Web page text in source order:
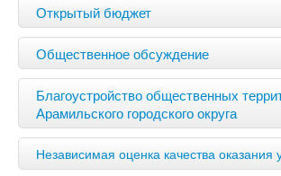
Открытый бюджет
Общественное обсуждение
Благоустройство общественных
Арамильского городского округа
Независимая оценка качества оказания